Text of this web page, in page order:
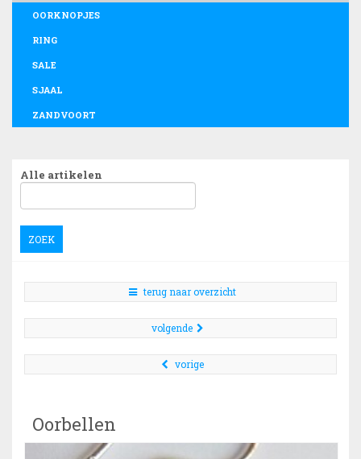
OORKNOPJES
RING
SALE
SJAAL
ZANDVOORT
Alle artikelen
ZOEK
terug naar overzicht
volgende
vorige
Oorbellen